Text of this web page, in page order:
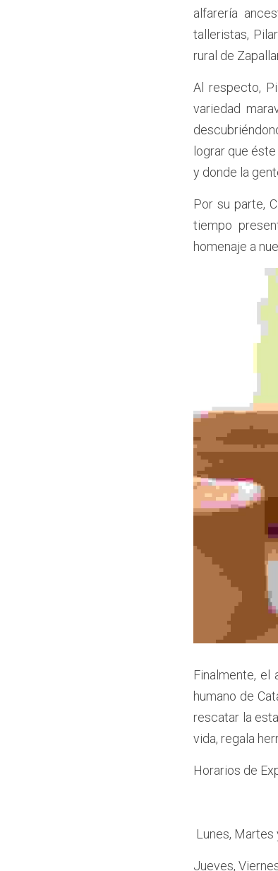
alfarería
talleristas,
rural de
Al respecto,
variedad
lograr que
y donde la
Por su parte,
tiempo
homenaje a
Finalmente, el
humano de
rescatar la
vida, regala
Horarios de
Lunes,
Jueves,